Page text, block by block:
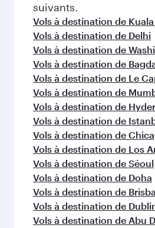
suivants.
Vols à destination de
Vols à destination de Delhi
Vols à destination de
Vols à destination de
Vols à destination de Le
Vols à destination de
Vols à destination de
Vols à destination de
Vols à destination de
Vols à destination de Los
Vols à destination de Séoul
Vols à destination de Doha
Vols à destination de
Vols à destination de
Vols à destination de Abu